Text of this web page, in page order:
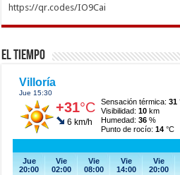
https://qr.codes/IO9Cai
El Tiempo